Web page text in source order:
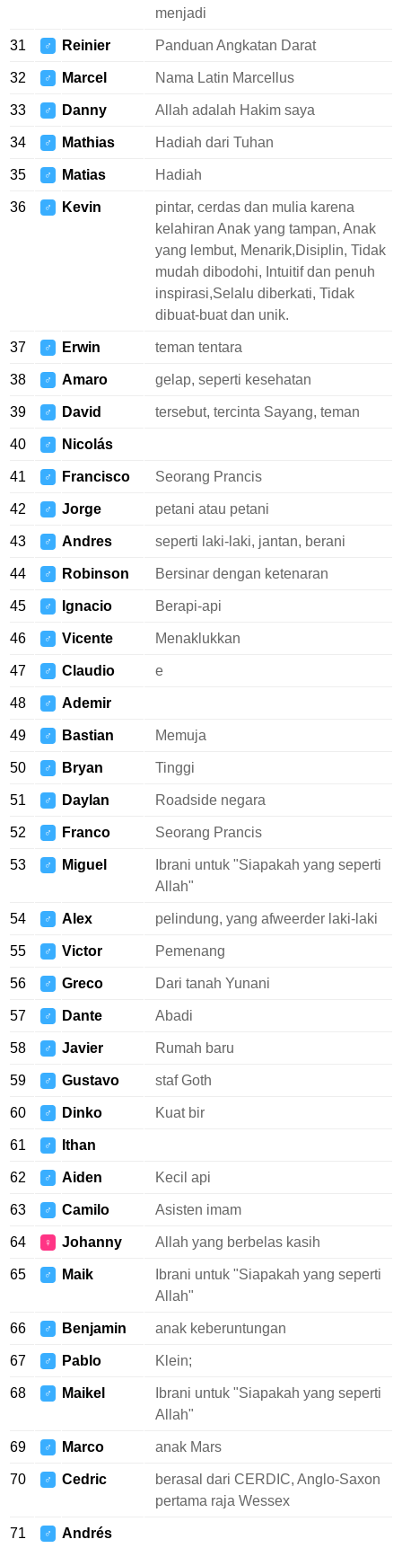
menjadi
31 ♂ Reinier Panduan Angkatan Darat
32 ♂ Marcel Nama Latin Marcellus
33 ♂ Danny Allah adalah Hakim saya
34 ♂ Mathias Hadiah dari Tuhan
35 ♂ Matias Hadiah
36 ♂ Kevin
pintar, cerdas dan mulia karena
kelahiran Anak yang tampan, Anak
yang lembut, Menarik,Disiplin, Tidak
mudah dibodohi, Intuitif dan penuh
inspirasi,Selalu diberkati, Tidak
dibuat-buat dan unik.
37 ♂ Erwin teman tentara
38 ♂ Amaro gelap, seperti kesehatan
39 ♂ David tersebut, tercinta Sayang, teman
40 ♂ Nicolás
41 ♂ Francisco Seorang Prancis
42 ♂ Jorge petani atau petani
43 ♂ Andres seperti laki-laki, jantan, berani
44 ♂ Robinson Bersinar dengan ketenaran
45 ♂ Ignacio Berapi-api
46 ♂ Vicente Menaklukkan
47 ♂ Claudio e
48 ♂ Ademir
49 ♂ Bastian Memuja
50 ♂ Bryan Tinggi
51 ♂ Daylan Roadside negara
52 ♂ Franco Seorang Prancis
53 ♂ Miguel
Ibrani untuk "Siapakah yang seperti
Allah"
54 ♂ Alex pelindung, yang afweerder laki-laki
55 ♂ Victor Pemenang
56 ♂ Greco Dari tanah Yunani
57 ♂ Dante Abadi
58 ♂ Javier Rumah baru
59 ♂ Gustavo staf Goth
60 ♂ Dinko Kuat bir
61 ♂ Ithan
62 ♂ Aiden Kecil api
63 ♂ Camilo Asisten imam
64 ♀ Johanny Allah yang berbelas kasih
65 ♂ Maik
Ibrani untuk "Siapakah yang seperti
Allah"
66 ♂ Benjamin anak keberuntungan
67 ♂ Pablo Klein;
68 ♂ Maikel
Ibrani untuk "Siapakah yang seperti
Allah"
69 ♂ Marco anak Mars
70 ♂ Cedric
berasal dari CERDIC, Anglo-Saxon
pertama raja Wessex
71 ♂ Andrés